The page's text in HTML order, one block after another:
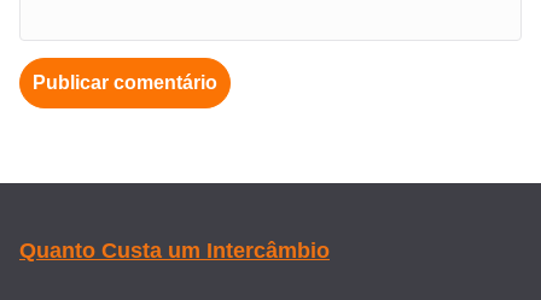
Quanto Custa um Intercâmbio